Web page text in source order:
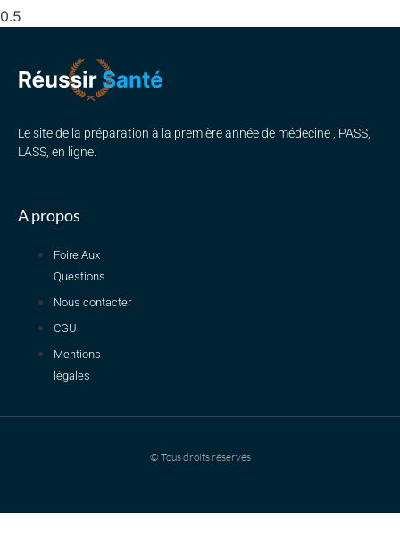
Le site de la préparation à la première année de médecine , PASS,
LASS, en ligne.
A propos
Foire Aux
Questions
Nous contacter
CGU
Mentions
légales
© Tous droits réservés